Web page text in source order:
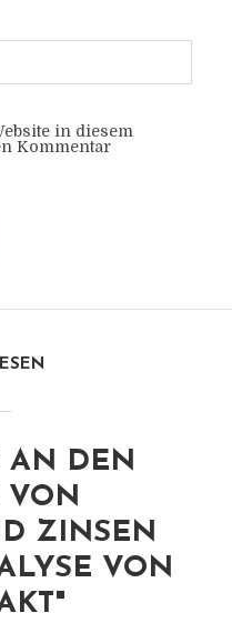
in diesem
Kommentar
AN DEN
VON
ZINSEN
VON